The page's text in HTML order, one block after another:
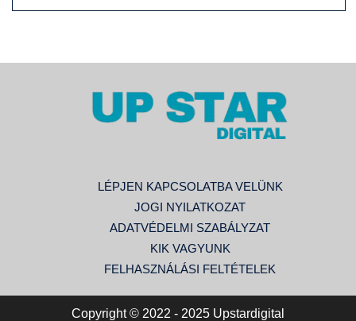
LÉPJEN KAPCSOLATBA VELÜNK
JOGI NYILATKOZAT
ADATVÉDELMI SZABÁLYZAT
KIK VAGYUNK
FELHASZNÁLÁSI FELTÉTELEK
Copyright © 2022 - 2025 Upstardigital